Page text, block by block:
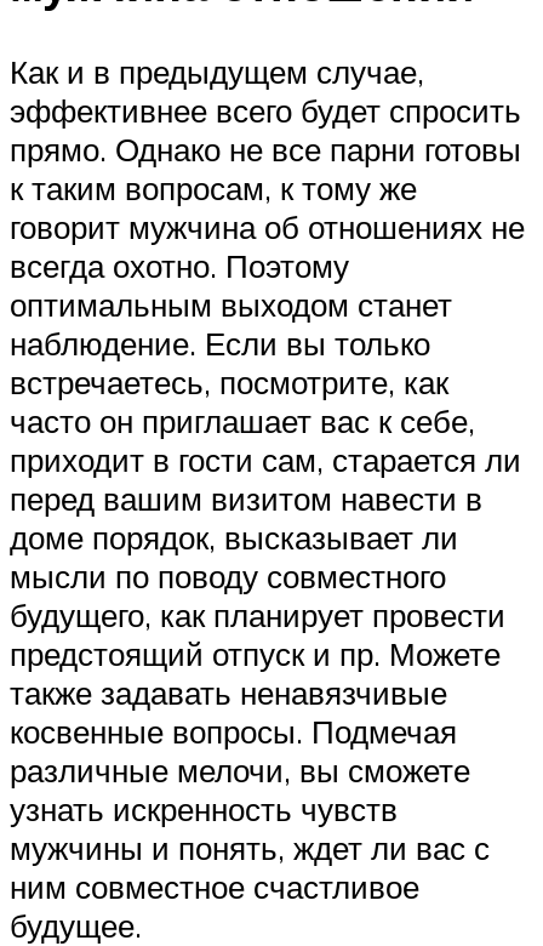
Как и в предыдущем случае,
эффективнее всего будет спросить
прямо. Однако не все парни готовы
к таким вопросам, к тому же
говорит мужчина об отношениях не
всегда охотно. Поэтому
оптимальным выходом станет
наблюдение. Если вы только
встречаетесь, посмотрите, как
часто он приглашает вас к себе,
приходит в гости сам, старается ли
перед вашим визитом навести в
доме порядок, высказывает ли
мысли по поводу совместного
будущего, как планирует провести
предстоящий отпуск и пр. Можете
также задавать ненавязчивые
косвенные вопросы. Подмечая
различные мелочи, вы сможете
узнать искренность чувств
мужчины и понять, ждет ли вас с
ним совместное счастливое
будущее.